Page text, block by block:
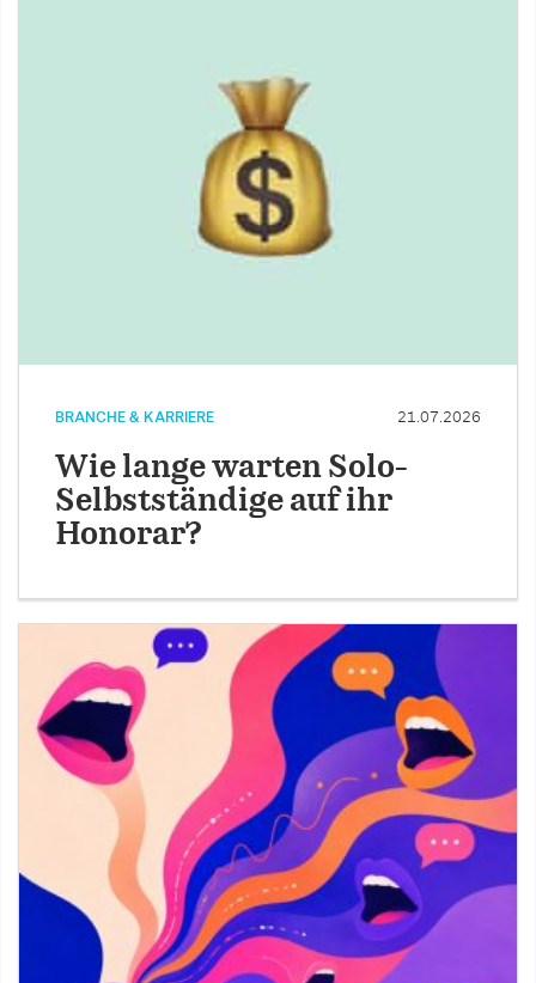
BRANCHE & KARRIERE 21.07.2026
Wie lange warten Solo-
Selbstständige auf ihr
Honorar?